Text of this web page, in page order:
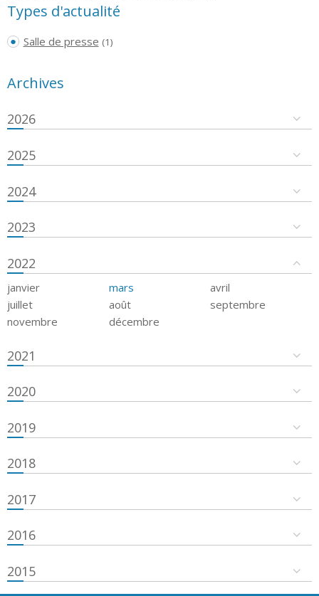
Types d'actualité
Salle de presse (1)
Archives
2026
2025
2024
2023
2022
janvier mars
avril
juillet
août
septembre
novembre
décembre
2021
2020
2019
2018
2017
2016
2015